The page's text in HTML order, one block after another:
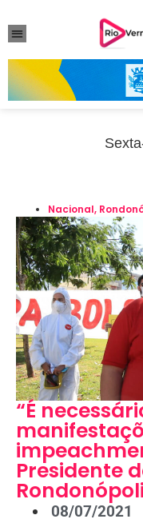
Nacional,
“É
Presidente
08/07/2021